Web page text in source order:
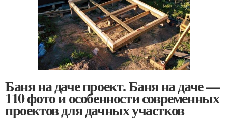
Баня на даче проект. Баня на даче —
110 фото и особенности современных
проектов для дачных участков